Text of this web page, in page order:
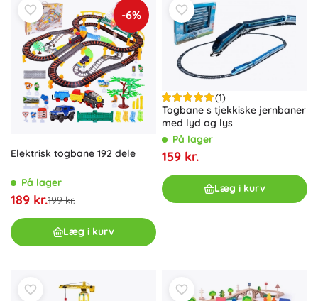
-6%
Elektrisk togbane 192 dele
På lager
189 kr.199 kr.
Læg i kurv
(1)
Togbane s tjekkiske jernbaner
med lyd og lys
På lager
159 kr.
Læg i kurv